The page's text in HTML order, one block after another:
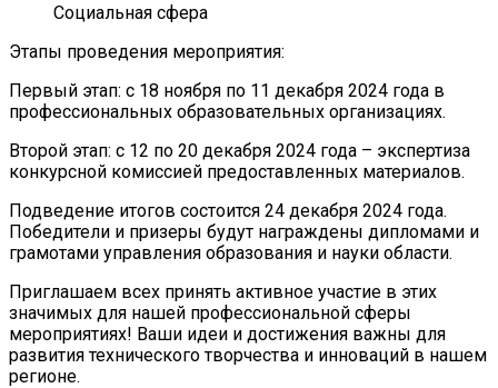
Социальная сфера
Этапы проведения мероприятия:
Первый этап: с 18 ноября по 11 декабря 2024 года в
профессиональных образовательных организациях.
Второй этап: с 12 по 20 декабря 2024 года – экспертиза
конкурсной комиссией предоставленных материалов.
Подведение итогов состоится 24 декабря 2024 года.
Победители и призеры будут награждены дипломами и
грамотами управления образования и науки области.
Приглашаем всех принять активное участие в этих
значимых для нашей профессиональной сферы
мероприятиях! Ваши идеи и достижения важны для
развития технического творчества и инноваций в нашем
регионе.